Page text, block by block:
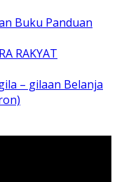
Buku Panduan
RAKYAT
– gilaan Belanja